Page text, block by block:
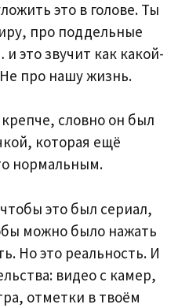
это в голове. Ты
про поддельные
это звучит как какой-
про нашу жизнь.
словно он был
которая ещё
нормальным.
это был сериал,
можно было нажать
Но это реальность. И
видео с камер,
отметки в твоём